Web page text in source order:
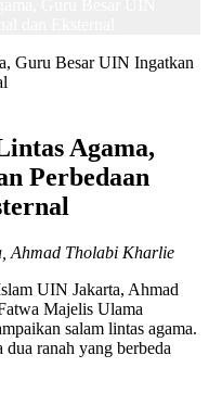
Agama,
Perbedaan
Ahmad Tholabi Kharlie
UIN Jakarta, Ahmad
Majelis Ulama
salam lintas agama.
ranah yang berbeda